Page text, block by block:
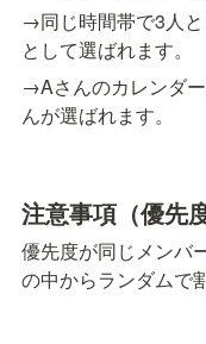
→同じ時間帯で3人
として選ばれます。
→Aさんのカレンダ
んが選ばれます。
注意事項（優先
優先度が同じメンバ
の中からランダムで